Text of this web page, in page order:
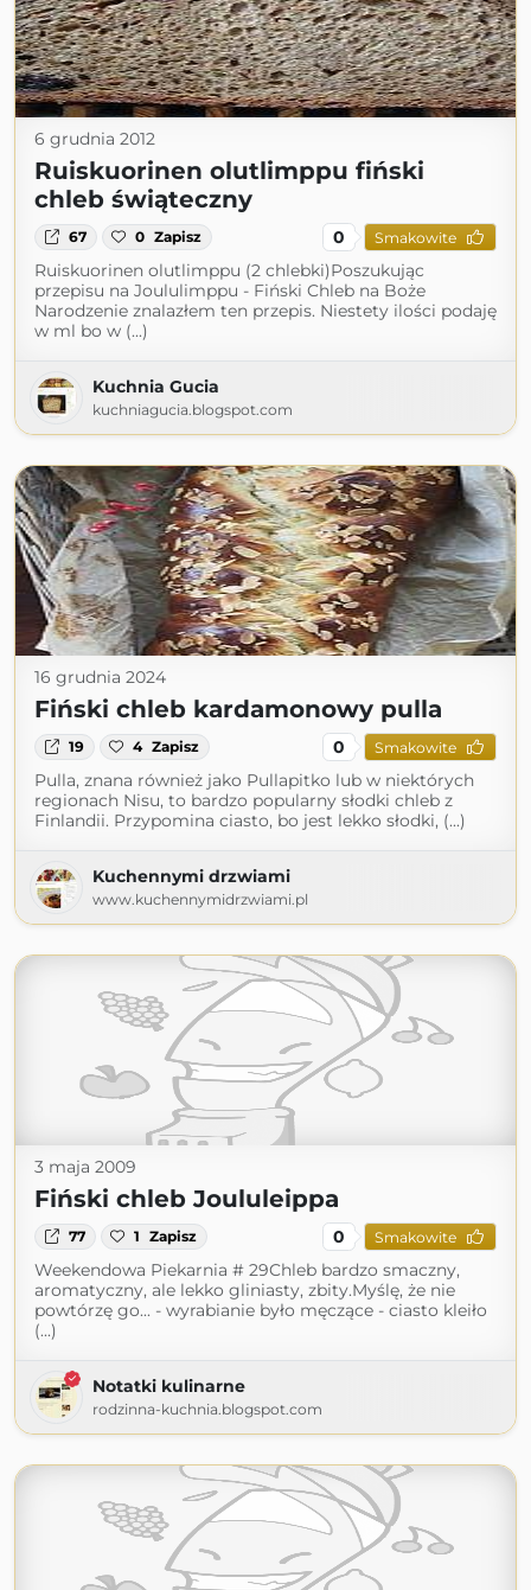
6 grudnia 2012
Ruiskuorinen olutlimppu fiński
chleb świąteczny
67 0 Zapisz 0 Smakowite
Ruiskuorinen olutlimppu (2 chlebki)Poszukując
przepisu na Joululimppu - Fiński Chleb na Boże
Narodzenie znalazłem ten przepis. Niestety ilości podaję
w ml bo w (...)
Kuchnia Gucia
kuchniagucia.blogspot.com
16 grudnia 2024
Fiński chleb kardamonowy pulla
19 4 Zapisz 0 Smakowite
Pulla, znana również jako Pullapitko lub w niektórych
regionach Nisu, to bardzo popularny słodki chleb z
Finlandii. Przypomina ciasto, bo jest lekko słodki, (...)
Kuchennymi drzwiami
www.kuchennymidrzwiami.pl
3 maja 2009
Fiński chleb Joululeippa
77 1 Zapisz 0 Smakowite
Weekendowa Piekarnia # 29Chleb bardzo smaczny,
aromatyczny, ale lekko gliniasty, zbity.Myślę, że nie
powtórzę go... - wyrabianie było męczące - ciasto kleiło
(...)
Notatki kulinarne
rodzinna-kuchnia.blogspot.com